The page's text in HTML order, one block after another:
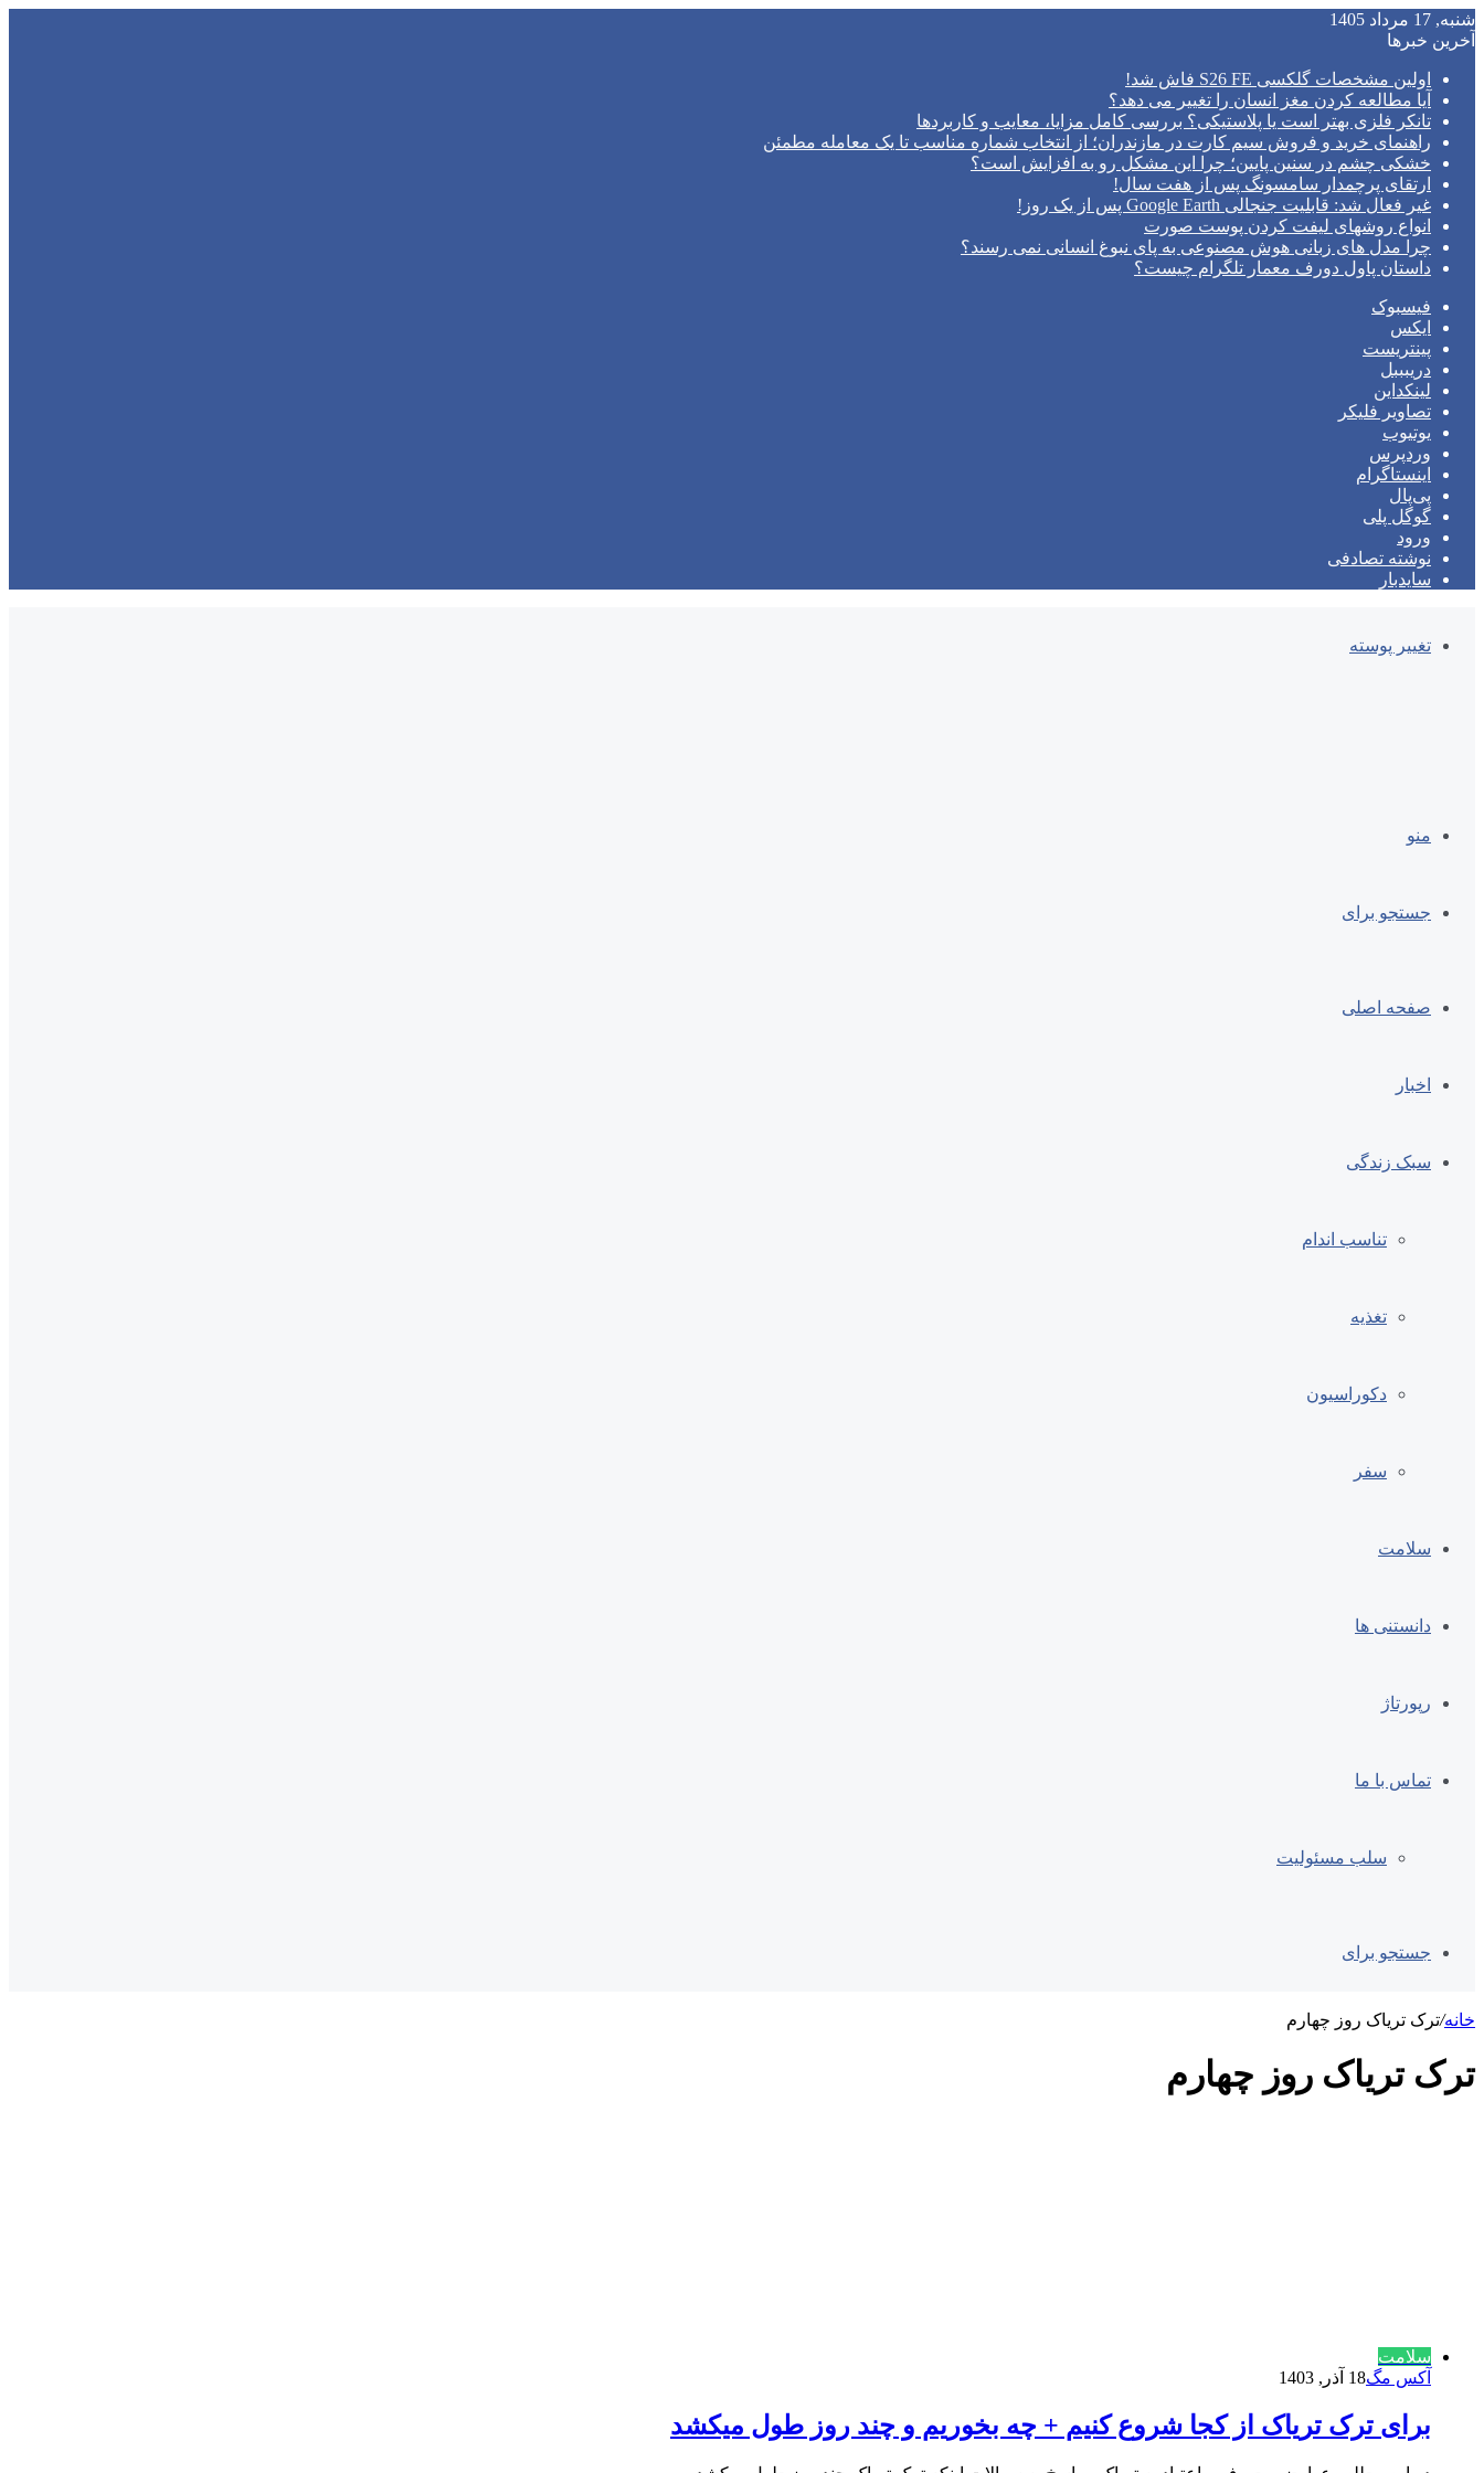
شنبه, 17 مرداد 1405
آخرین خبرها
اولین مشخصات گلکسی S26 FE فاش شد!
آیا مطالعه کردن مغز انسان را تغییر می‌ دهد؟
تانکر فلزی بهتر است یا پلاستیکی؟ بررسی کامل مزایا، معایب و کاربردها
راهنمای خرید و فروش سیم کارت در مازندران؛ از انتخاب شماره مناسب تا یک معامله مطمئن
خشکی چشم در سنین پایین؛ چرا این مشکل رو به افزایش است؟
ارتقای پرچمدار سامسونگ پس از هفت سال!
غیر فعال شد: قابلیت جنجالی Google Earth پس از یک روز!
انواع روشهای لیفت کردن پوست صورت
چرا مدل‌ های زبانی هوش مصنوعی به پای نبوغ انسانی نمی‌ رسند؟
داستان پاول دورف معمار تلگرام چیست؟
فیسبوک
ایکس
پینتریست
دریبببل
لینکداین
تصاویر فلیکر
یوتیوب
وردپرس
اینستاگرام
پی‌پال
گوگل پلی
ورود
نوشته تصادفی
سایدبار
تغییر پوسته
منو
جستجو برای
صفحه اصلی
اخبار
سبک زندگی
تناسب اندام
تغذیه
دکوراسیون
سفر
سلامت
دانستنی ها
رپورتاژ
تماس با ما
سلب مسئولیت
جستجو برای
خانه/ترک تریاک روز چهارم
ترک تریاک روز چهارم
سلامت
آکس مگ18 آذر, 1403
برای ترک تریاک از کجا شروع کنیم + چه بخوریم و چند روز طول میکشد